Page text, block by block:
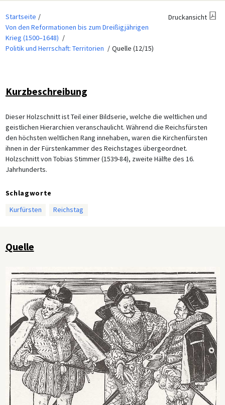
Startseite
Von den Reformationen bis zum Dreißigjährigen
Krieg (1500–1648)
Politik und Herrschaft: Territorien
Quelle (12/15)
Druckansicht
Kurzbeschreibung
Dieser Holzschnitt ist Teil einer Bildserie, welche die weltlichen und
geistlichen Hierarchien veranschaulicht. Während die Reichsfürsten
den höchsten weltlichen Rang innehaben, waren die Kirchenfürsten
ihnen in der Fürstenkammer des Reichstages übergeordnet.
Holzschnitt von Tobias Stimmer (1539-84), zweite Hälfte des 16.
Jahrhunderts.
Schlagworte
Kurfürsten
Reichstag
Quelle